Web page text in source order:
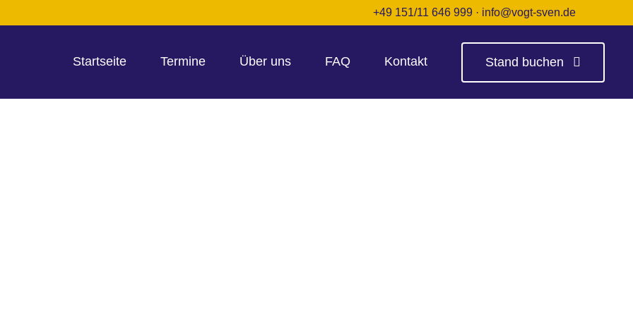
+49 151/11 646 999 · info@vogt-sven.de
Startseite Termine Über uns FAQ Kontakt Stand buchen